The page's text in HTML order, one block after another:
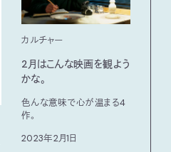
カルチャー
2月はこんな映画を観よう
かな。
色んな意味で心が温まる4
作。
2023年2月1日